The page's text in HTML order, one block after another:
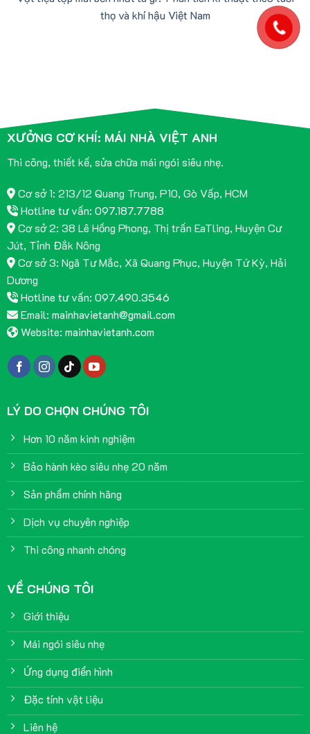
thọ và khí hậu Việt Nam
XƯỞNG CƠ KHÍ: MÁI NHÀ VIỆT ANH
Thi công, thiết kế, sửa chữa mái ngói siêu nhẹ.
Cơ sở 1: 213/12 Quang Trung, P10, Gò Vấp, HCM
Hotline tư vấn: 097.187.7788
Cơ sở 2: 38 Lê Hồng Phong, Thị trấn EaTling, Huyện Cư
Jút, Tỉnh Đắk Nông
Cơ sở 3: Ngã Tư Mắc, Xã Quang Phục, Huyện Tứ Kỳ, Hải
Dương
Hotline tư vấn: 097.490.3546
Email: mainhavietanh@gmail.com
Website: mainhavietanh.com
LÝ DO CHỌN CHÚNG TÔI
Hơn 10 năm kinh nghiệm
Bảo hành kèo siêu nhẹ 20 năm
Sản phẩm chính hãng
Dịch vụ chuyên nghiệp
Thi công nhanh chóng
VỀ CHÚNG TÔI
Giới thiệu
Mái ngói siêu nhẹ
Ứng dụng điển hình
Đặc tính vật liệu
Liên hệ